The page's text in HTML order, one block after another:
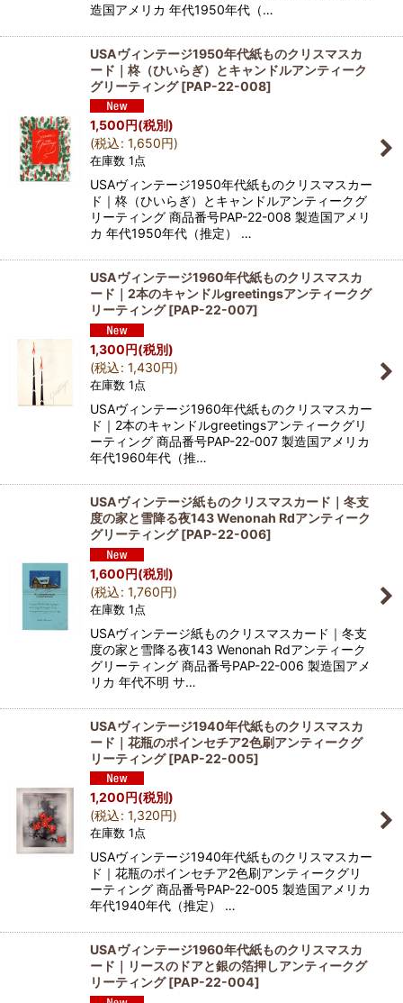
造国アメリカ 年代1950年代（…
USAヴィンテージ1950年代紙ものクリスマスカ
ード｜柊（ひいらぎ）とキャンドルアンティーク
グリーティング [PAP-22-008]
1,500円(税別)
(税込: 1,650円)
在庫数 1点
USAヴィンテージ1950年代紙ものクリスマスカー
ド｜柊（ひいらぎ）とキャンドルアンティークグ
リーティング 商品番号PAP-22-008 製造国アメリ
カ 年代1950年代（推定） …
USAヴィンテージ1960年代紙ものクリスマスカ
ード｜2本のキャンドルgreetingsアンティークグ
リーティング [PAP-22-007]
1,300円(税別)
(税込: 1,430円)
在庫数 1点
USAヴィンテージ1960年代紙ものクリスマスカー
ド｜2本のキャンドルgreetingsアンティークグリ
ーティング 商品番号PAP-22-007 製造国アメリカ
年代1960年代（推…
USAヴィンテージ紙ものクリスマスカード｜冬支
度の家と雪降る夜143 Wenonah Rdアンティーク
グリーティング [PAP-22-006]
1,600円(税別)
(税込: 1,760円)
在庫数 1点
USAヴィンテージ紙ものクリスマスカード｜冬支
度の家と雪降る夜143 Wenonah Rdアンティーク
グリーティング 商品番号PAP-22-006 製造国アメ
リカ 年代不明 サ…
USAヴィンテージ1940年代紙ものクリスマスカ
ード｜花瓶のポインセチア2色刷アンティークグ
リーティング [PAP-22-005]
1,200 円(税別)
(税込: 1,320円)
在庫数 1点
USAヴィンテージ1940年代紙ものクリスマスカー
ド｜花瓶のポインセチア2色刷アンティークグリ
ーティング 商品番号PAP-22-005 製造国アメリカ
年代1940年代（推定） …
USAヴィンテージ1960年代紙ものクリスマスカ
ード｜リースのドアと銀の箔押しアンティークグ
リーティング [PAP-22-004]